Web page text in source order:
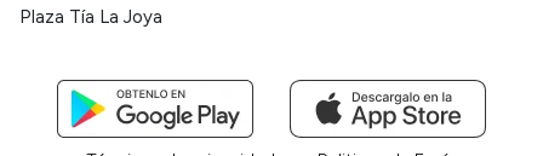
Plaza Tía La Joya